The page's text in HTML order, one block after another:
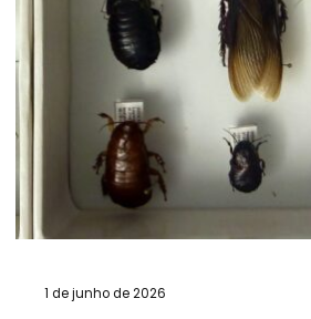
1 de junho de 2026